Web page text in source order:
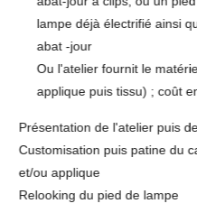
lampe déjà électrifié ainsi
abat -jour
Ou l'atelier fournit le
applique puis tissu) ; coût
Présentation de l'atelier puis
Customisation puis patine du
et/ou applique
Relooking du pied de lampe